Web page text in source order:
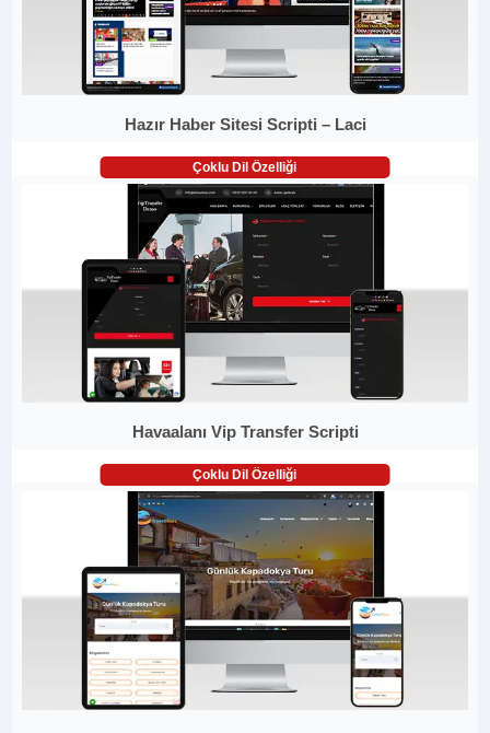
Hazır Haber Sitesi Scripti – Laci
Çoklu Dil Özelliği
Havaalanı Vip Transfer Scripti
Çoklu Dil Özelliği